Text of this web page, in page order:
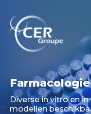
Farmacologie
Diverse in vitro en
modellen